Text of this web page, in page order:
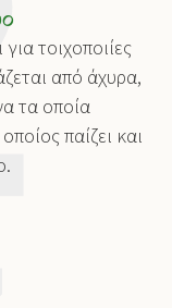
τοιχοποιίες
από άχυρα,
τα οποία
παίζει και